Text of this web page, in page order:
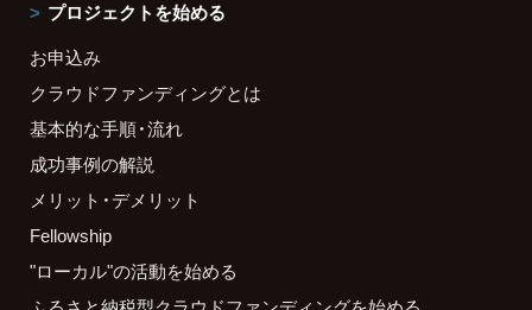
プロジェクトを始める
お申込み
クラウドファンディングとは
基本的な手順・流れ
成功事例の解説
メリット・デメリット
Fellowship
"ローカル"の活動を始める